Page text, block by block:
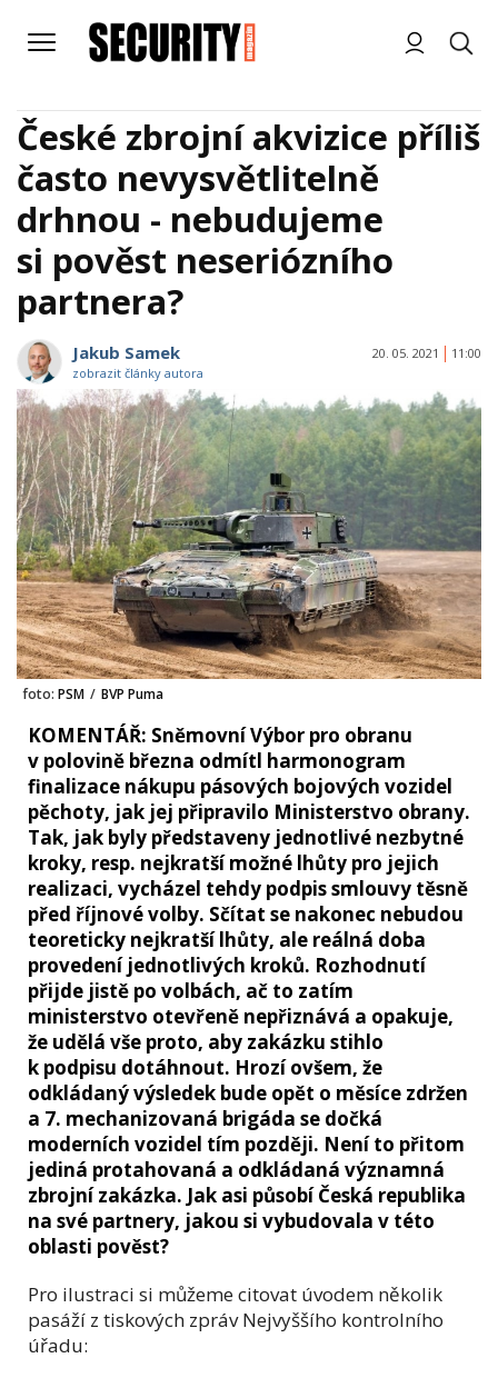
České zbrojní akvizice příliš
často nevysvětlitelně
drhnou - nebudujeme
si pověst neseriózního
partnera?
Jakub Samek
zobrazit články autora
20. 05. 2021 11:00
foto: PSM / BVP Puma
KOMENTÁŘ: Sněmovní Výbor pro obranu
v polovině března odmítl harmonogram
finalizace nákupu pásových bojových vozidel
pěchoty, jak jej připravilo Ministerstvo obrany.
Tak, jak byly představeny jednotlivé nezbytné
kroky, resp. nejkratší možné lhůty pro jejich
realizaci, vycházel tehdy podpis smlouvy těsně
před říjnové volby. Sčítat se nakonec nebudou
teoreticky nejkratší lhůty, ale reálná doba
provedení jednotlivých kroků. Rozhodnutí
přijde jistě po volbách, ač to zatím
ministerstvo otevřeně nepřiznává a opakuje,
že udělá vše proto, aby zakázku stihlo
k podpisu dotáhnout. Hrozí ovšem, že
odkládaný výsledek bude opět o měsíce zdržen
a 7. mechanizovaná brigáda se dočká
moderních vozidel tím později. Není to přitom
jediná protahovaná a odkládaná významná
zbrojní zakázka. Jak asi působí Česká republika
na své partnery, jakou si vybudovala v této
oblasti pověst?
Pro ilustraci si můžeme citovat úvodem několik
pasáží z tiskových zpráv Nejvyššího kontrolního
úřadu: